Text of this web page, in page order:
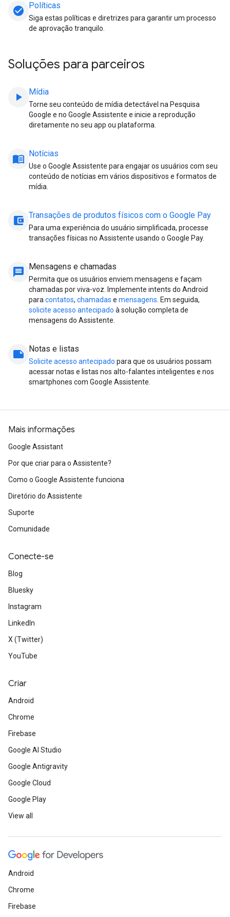
check_circle Políticas
Siga estas políticas e diretrizes para garantir um processo
de aprovação tranquilo.
Soluções para parceiros
play_arrow Mídia
Torne seu conteúdo de mídia detectável na Pesquisa
Google e no Google Assistente e inicie a reprodução
diretamente no seu app ou plataforma.
menu_book Notícias
Use o Google Assistente para engajar os usuários com seu
conteúdo de notícias em vários dispositivos e formatos de
mídia.
account_balance_wallet Transações de produtos físicos com o Google Pay
Para uma experiência do usuário simplificada, processe
transações físicas no Assistente usando o Google Pay.
message Mensagens e chamadas
Permita que os usuários enviem mensagens e façam
chamadas por viva-voz. Implemente intents do Android
para contatos, chamadas e mensagens . Em seguida,
solicite acesso antecipado à solução completa de
mensagens do Assistente.
note Notas e listas
Solicite acesso antecipado para que os usuários possam
acessar notas e listas nos alto-falantes inteligentes e nos
smartphones com Google Assistente.
Mais informações
Google Assistant
Por que criar para o Assistente?
Como o Google Assistente funciona
Diretório do Assistente
Suporte
Comunidade
Conecte-se
Blog
Bluesky
Instagram
LinkedIn
X (Twitter)
YouTube
Criar
Android
Chrome
Firebase
Google AI Studio
Google Antigravity
Google Cloud
Google Play
View all
Android
Chrome
Firebase